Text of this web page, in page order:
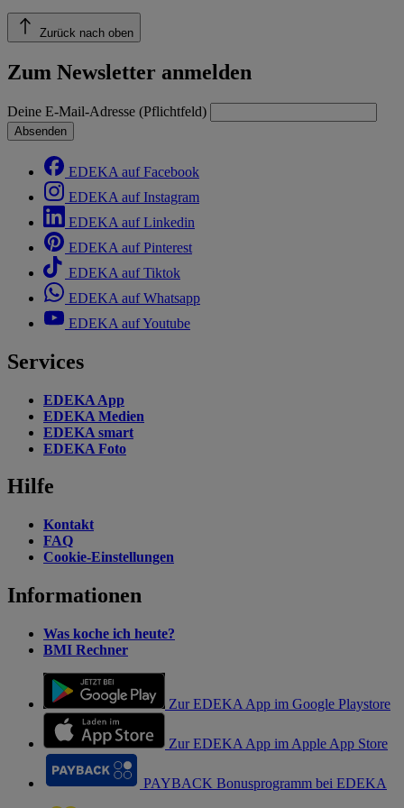
Zurück nach oben
Zum Newsletter anmelden
Deine E-Mail-Adresse (Pflichtfeld)
Absenden
EDEKA auf Facebook
EDEKA auf Instagram
EDEKA auf Linkedin
EDEKA auf Pinterest
EDEKA auf Tiktok
EDEKA auf Whatsapp
EDEKA auf Youtube
Services
EDEKA App
EDEKA Medien
EDEKA smart
EDEKA Foto
Hilfe
Kontakt
FAQ
Cookie-Einstellungen
Informationen
Was koche ich heute?
BMI Rechner
Zur EDEKA App im Google Playstore
Zur EDEKA App im Apple App Store
PAYBACK Bonusprogramm bei EDEKA